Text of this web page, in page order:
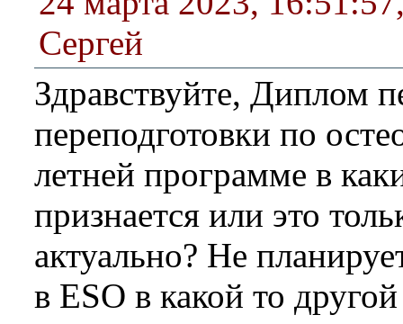
Сергей
Здравствуйте, Диплом
переподготовки по
летней программе в
признается или это
актуально? Не
в ESO в какой то